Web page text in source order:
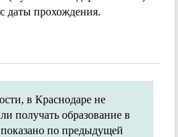
даты прохождения.
в Краснодаре не
получать образование в
по предыдущей